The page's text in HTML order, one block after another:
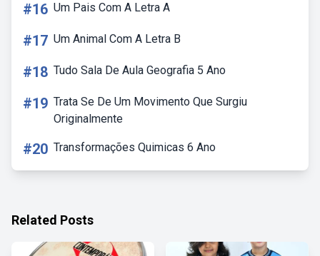
#16 Um Pais Com A Letra A
#17 Um Animal Com A Letra B
#18 Tudo Sala De Aula Geografia 5 Ano
#19 Trata Se De Um Movimento Que Surgiu
Originalmente
#20 Transformações Quimicas 6 Ano
Related Posts